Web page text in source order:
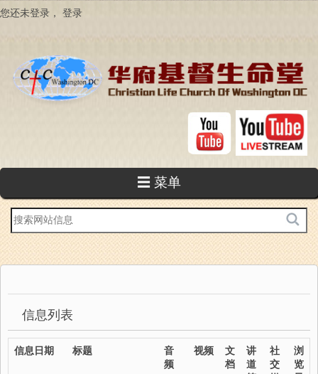
跳
您还未登录， 登录
☰ 菜单
站
内
搜
索
信息列表
信息日期 标题
音
频
视频
文
档
讲
道
社
交
浏
览